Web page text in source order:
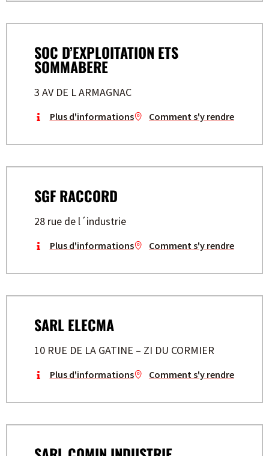
SOC D’EXPLOITATION ETS
SOMMABERE
3 AV DE L ARMAGNAC
Plus d'informations Comment s'y rendre
SGF RACCORD
28 rue de l´industrie
Plus d'informations Comment s'y rendre
SARL ELECMA
10 RUE DE LA GATINE – ZI DU CORMIER
Plus d'informations Comment s'y rendre